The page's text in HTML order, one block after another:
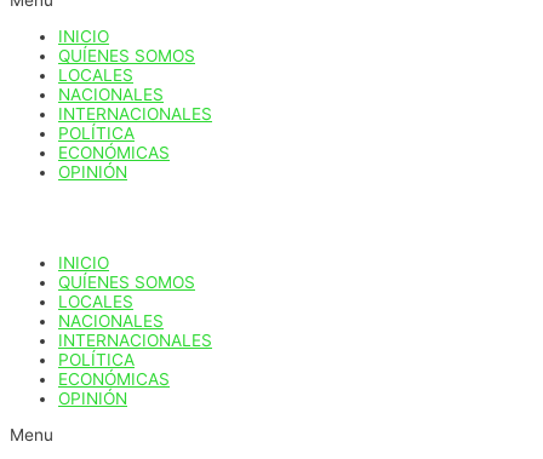
INICIO
QUÍENES SOMOS
LOCALES
NACIONALES
INTERNACIONALES
POLÍTICA
ECONÓMICAS
OPINIÓN
INICIO
QUÍENES SOMOS
LOCALES
NACIONALES
INTERNACIONALES
POLÍTICA
ECONÓMICAS
OPINIÓN
Menu